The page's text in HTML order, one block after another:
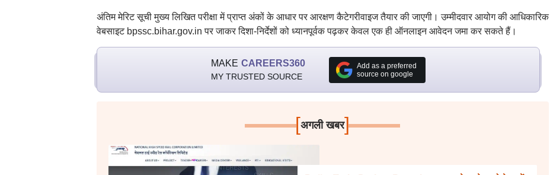
अंतिम मेरिट सूची मुख्य लिखित परीक्षा में प्राप्त अंकों के आधार पर आरक्षण कैटेगरीवाइज तैयार की जाएगी। उम्मीदवार आयोग की आधिकारिक
वेबसाइट bpssc.bihar.gov.in पर जाकर दिशा-निर्देशों को ध्यानपूर्वक पढ़कर केवल एक ही ऑनलाइन आवेदन जमा कर सकते हैं।
MAKE CAREERS360
MY TRUSTED SOURCE
Add as a preferred
source on google
[अगली खबर]